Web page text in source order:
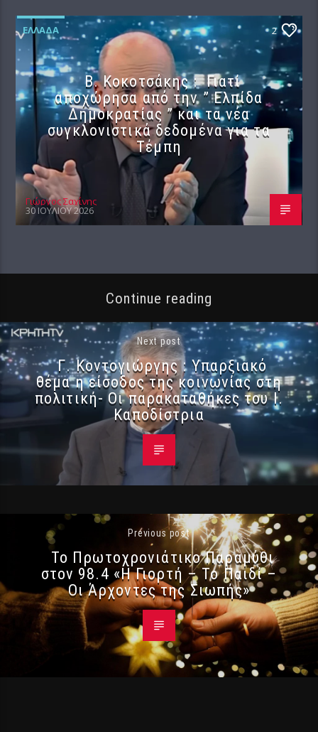
ΕΛΛΆΔΑ 2
Β. Κοκοτσάκης : Γιατί
αποχώρησα από την ” Ελπίδα
Δημοκρατίας ” και τα νέα
συγκλονιστικά δεδομένα για τα
Τέμπη
Γιώργος Σαχίνης
30 ΙΟΥΛΊΟΥ 2026
Continue reading
Next post
Γ. Κοντογιώργης : Υπαρξιακό
θέμα η είσοδος της κοινωνίας στη
πολιτική- Οι παρακαταθήκες του Ι.
Καποδίστρια
Previous post
Το Πρωτοχρονιάτικο Παραμύθι
στον 98.4 «Η Γιορτή – Το Παιδί –
Οι Άρχοντες της Σιωπής»